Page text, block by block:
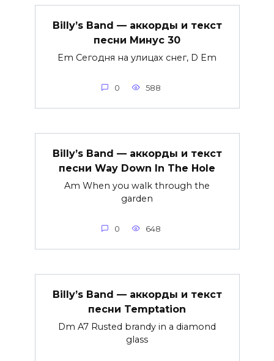
Billy’s Band — аккорды и текст
песни Минус 30
Em Сегодня на улицах снег, D Em
0 588
Billy’s Band — аккорды и текст
песни Way Down In The Hole
Am When you walk through the
garden
0 648
Billy’s Band — аккорды и текст
песни Temptation
Dm A7 Rusted brandy in a diamond
glass